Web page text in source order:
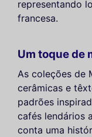
representando
francesa.
Um toque de
As coleções de
cerâmicas e
padrões
cafés lendários
conta uma